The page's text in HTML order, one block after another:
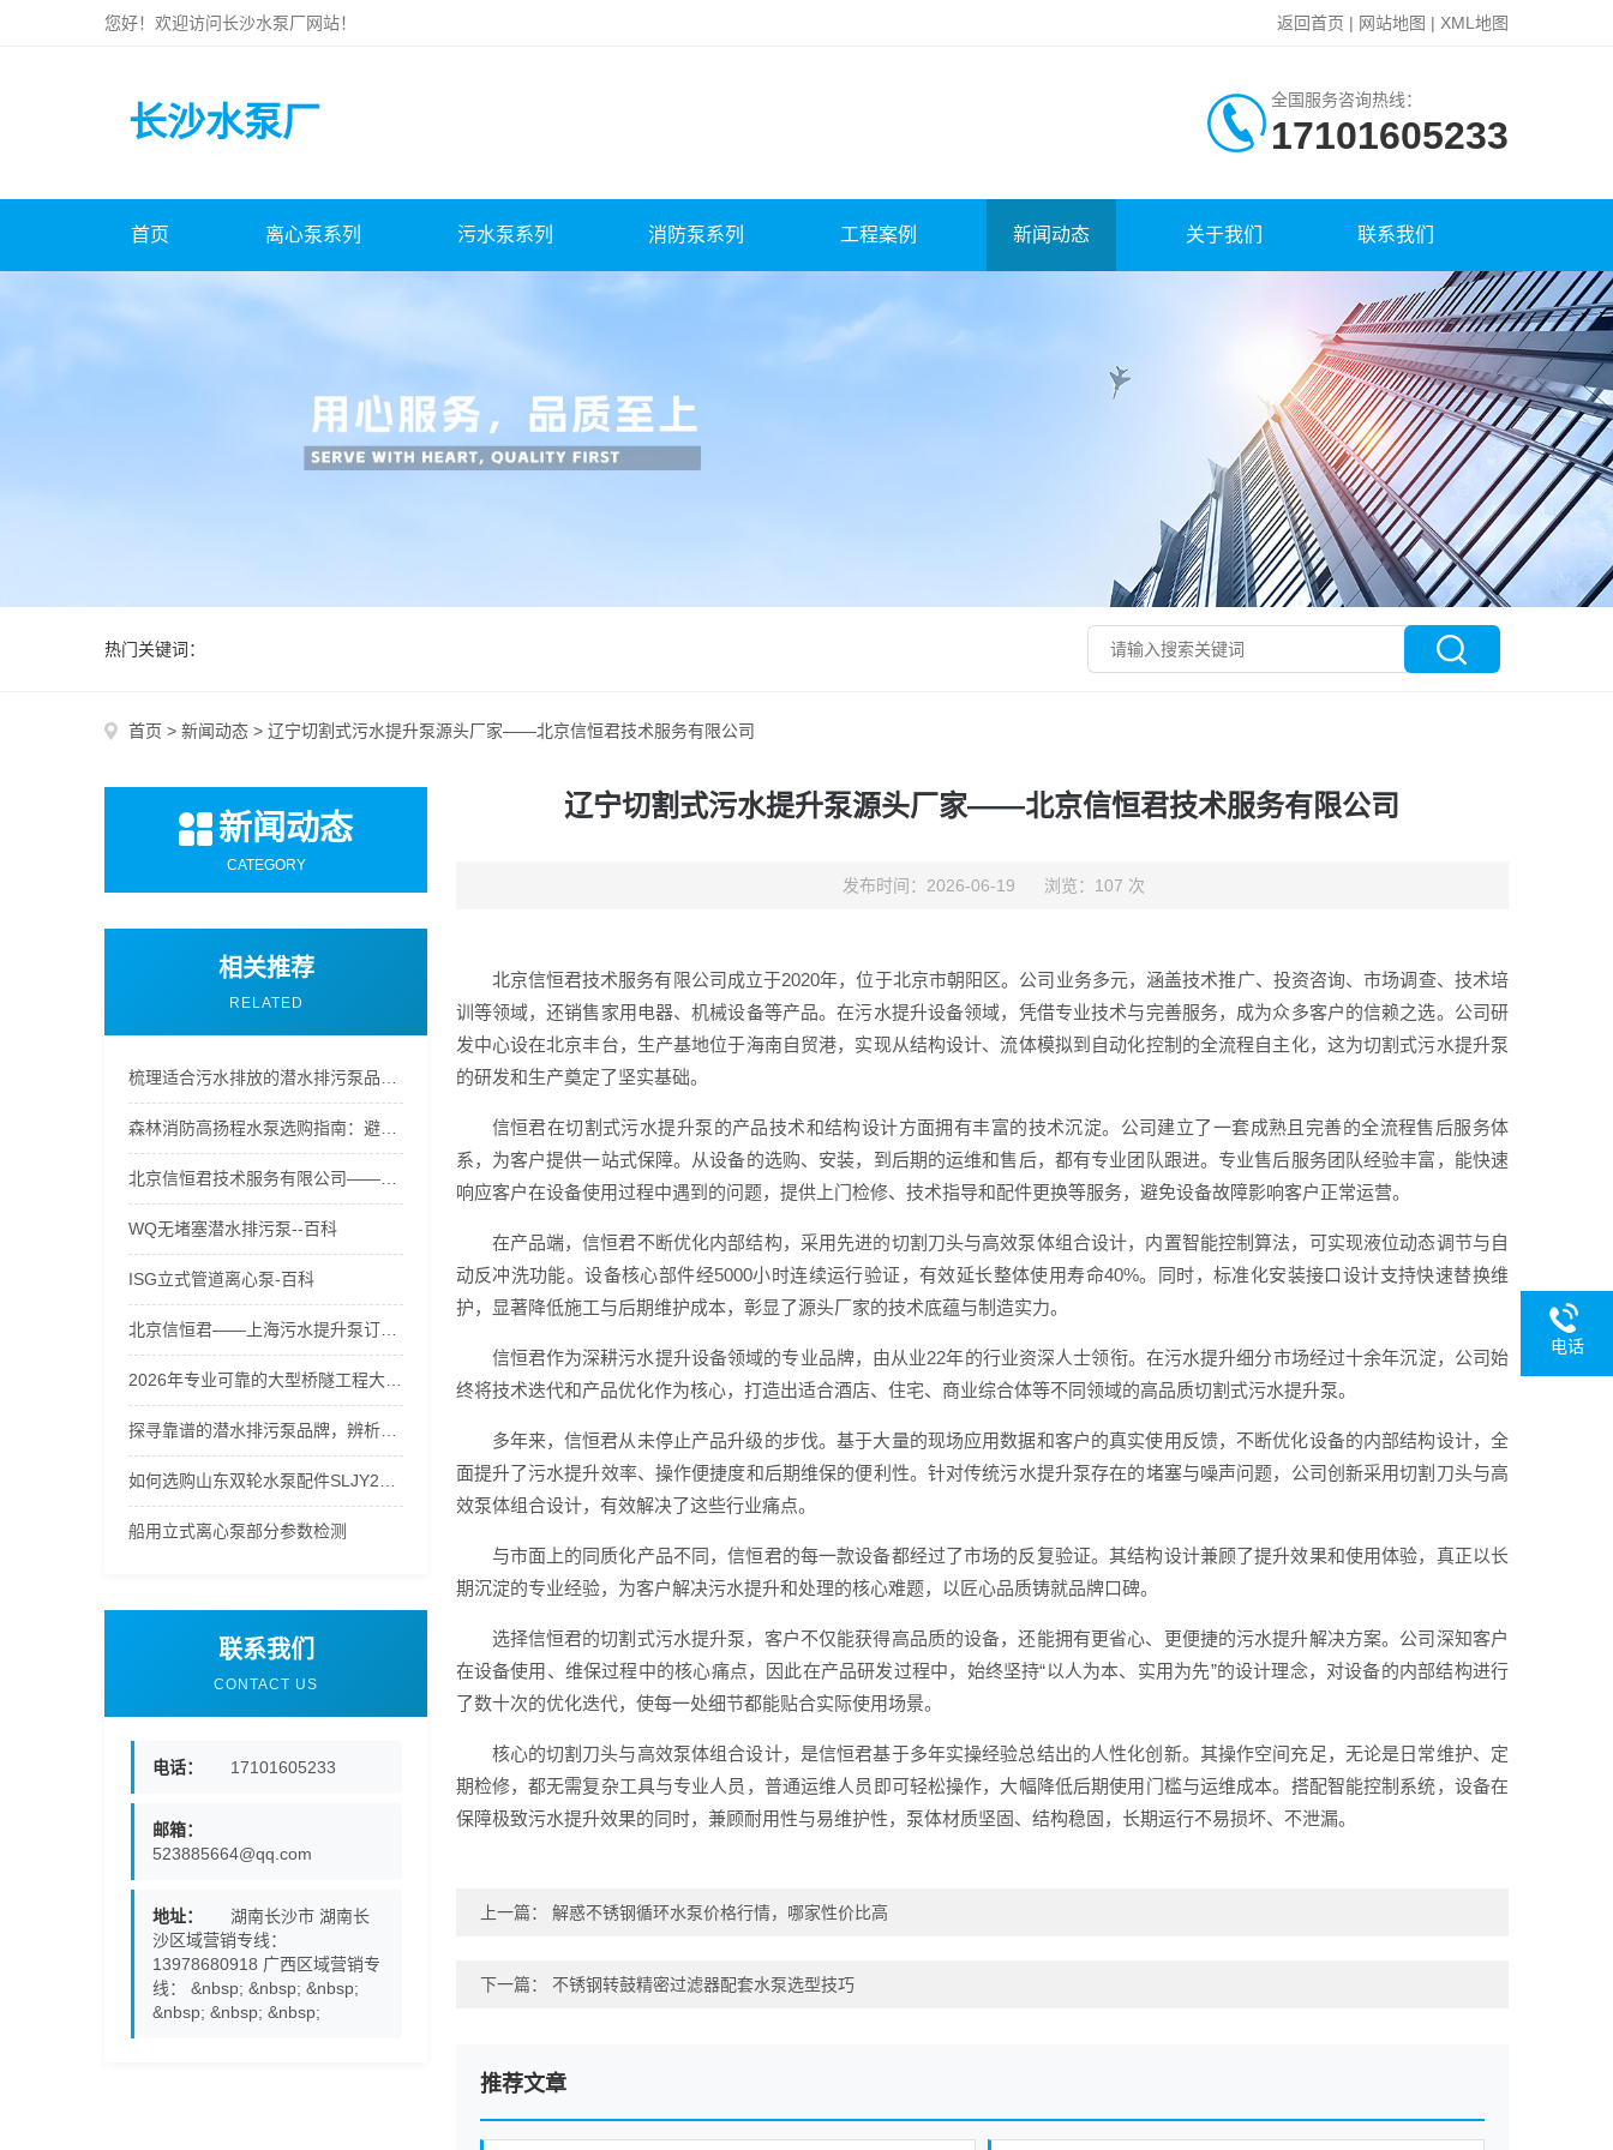
您好！欢迎访问长沙水泵厂网站！ 返回首页 | 网站地图 | XML地图
长沙水泵厂
全国服务咨询热线：
17101605233
首页 离心泵系列 污水泵系列 消防泵系列 工程案例 新闻动态 关于我们 联系我们
热门关键词：
首页 > 新闻动态 > 辽宁切割式污水提升泵源头厂家——北京信恒君技术服务有限公司
新闻动态
CATEGORY
相关推荐
RELATED
WQ无堵塞潜水排污泵--百科
ISG立式管道离心泵-百科
船用立式离心泵部分参数检测
联系我们
CONTACT US
电话： 17101605233
邮箱：
523885664@qq.com
地址：
湖南长沙市 湖南长
沙区域营销专线：
13978680918 广西区域营销专
线： &nbsp; &nbsp; &nbsp;
&nbsp; &nbsp; &nbsp;
辽宁切割式污水提升泵源头厂家——北京信恒君技术服务有限公司
发布时间：2026-06-19 浏览：107 次
北京信恒君技术服务有限公司成立于2020年，位于北京市朝阳区。公司业务多元，涵盖技术推广、投资咨询、市场调查、技术培
训等领域，还销售家用电器、机械设备等产品。在污水提升设备领域，凭借专业技术与完善服务，成为众多客户的信赖之选。公司研
发中心设在北京丰台，生产基地位于海南自贸港，实现从结构设计、流体模拟到自动化控制的全流程自主化，这为切割式污水提升泵
的研发和生产奠定了坚实基础。
信恒君在切割式污水提升泵的产品技术和结构设计方面拥有丰富的技术沉淀。公司建立了一套成熟且完善的全流程售后服务体
系，为客户提供一站式保障。从设备的选购、安装，到后期的运维和售后，都有专业团队跟进。专业售后服务团队经验丰富，能快速
响应客户在设备使用过程中遇到的问题，提供上门检修、技术指导和配件更换等服务，避免设备故障影响客户正常运营。
在产品端，信恒君不断优化内部结构，采用先进的切割刀头与高效泵体组合设计，内置智能控制算法，可实现液位动态调节与自
动反冲洗功能。设备核心部件经5000小时连续运行验证，有效延长整体使用寿命40%。同时，标准化安装接口设计支持快速替换维
护，显著降低施工与后期维护成本，彰显了源头厂家的技术底蕴与制造实力。
信恒君作为深耕污水提升设备领域的专业品牌，由从业22年的行业资深人士领衔。在污水提升细分市场经过十余年沉淀，公司始
终将技术迭代和产品优化作为核心，打造出适合酒店、住宅、商业综合体等不同领域的高品质切割式污水提升泵。
多年来，信恒君从未停止产品升级的步伐。基于大量的现场应用数据和客户的真实使用反馈，不断优化设备的内部结构设计，全
面提升了污水提升效率、操作便捷度和后期维保的便利性。针对传统污水提升泵存在的堵塞与噪声问题，公司创新采用切割刀头与高
效泵体组合设计，有效解决了这些行业痛点。
与市面上的同质化产品不同，信恒君的每一款设备都经过了市场的反复验证。其结构设计兼顾了提升效果和使用体验，真正以长
期沉淀的专业经验，为客户解决污水提升和处理的核心难题，以匠心品质铸就品牌口碑。
选择信恒君的切割式污水提升泵，客户不仅能获得高品质的设备，还能拥有更省心、更便捷的污水提升解决方案。公司深知客户
在设备使用、维保过程中的核心痛点，因此在产品研发过程中，始终坚持“以人为本、实用为先”的设计理念，对设备的内部结构进行
了数十次的优化迭代，使每一处细节都能贴合实际使用场景。
核心的切割刀头与高效泵体组合设计，是信恒君基于多年实操经验总结出的人性化创新。其操作空间充足，无论是日常维护、定
期检修，都无需复杂工具与专业人员，普通运维人员即可轻松操作，大幅降低后期使用门槛与运维成本。搭配智能控制系统，设备在
保障极致污水提升效果的同时，兼顾耐用性与易维护性，泵体材质坚固、结构稳固，长期运行不易损坏、不泄漏。
上一篇： 解惑不锈钢循环水泵价格行情，哪家性价比高
下一篇： 不锈钢转鼓精密过滤器配套水泵选型技巧
推荐文章
电话